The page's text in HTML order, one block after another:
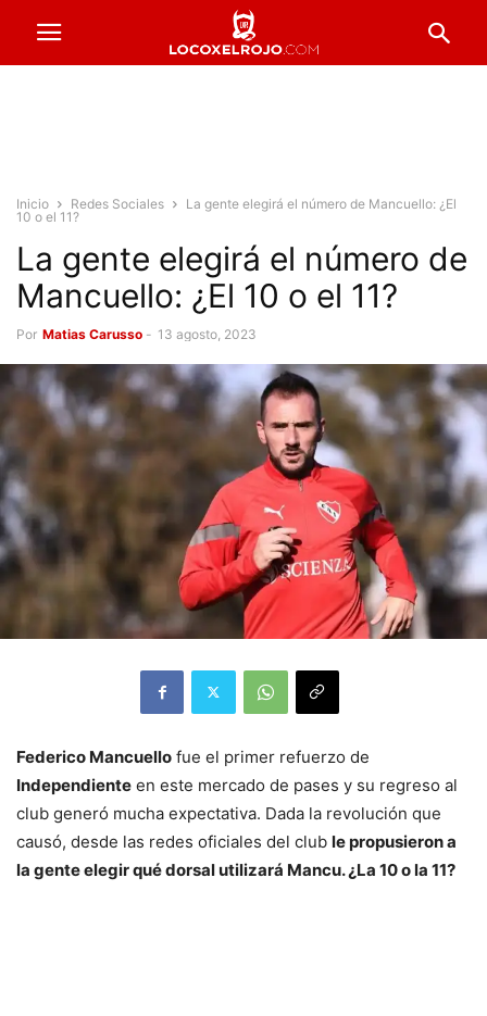
Inicio Redes Sociales
La gente elegirá el número de Mancuello: ¿El
10 o el 11?
La gente elegirá el número de
Mancuello: ¿El 10 o el 11?
Por Matias Carusso - 13 agosto, 2023
Federico Mancuello fue el primer refuerzo de
Independiente en este mercado de pases y su regreso al
club generó mucha expectativa. Dada la revolución que
causó, desde las redes oficiales del club le propusieron a
la gente elegir qué dorsal utilizará Mancu. ¿La 10 o la 11?